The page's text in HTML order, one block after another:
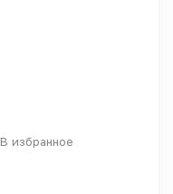
В избранное